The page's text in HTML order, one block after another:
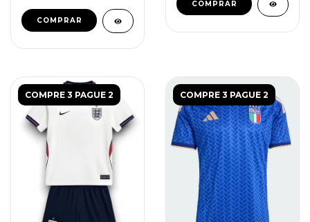
COMPRAR
COMPRAR
COMPRE 3 PAGUE 2 COMPRE 3 PAGUE 2